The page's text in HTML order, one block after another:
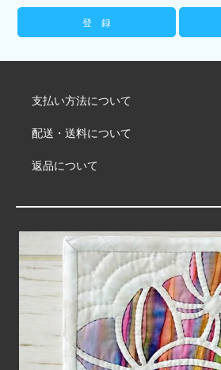
支払い方法について
配送・送料について
返品について